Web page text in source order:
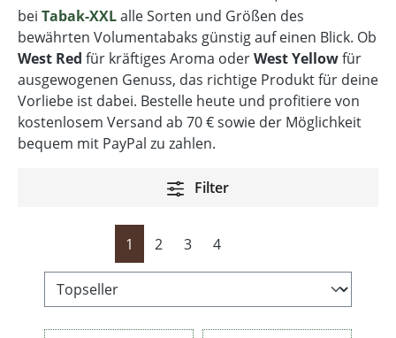
bei Tabak-XXLalle Sorten und Größen des
bewährten Volumentabaks günstig auf einen Blick. Ob
West Red für kräftiges Aroma oderWest Yellowfür
ausgewogenen Genuss, das richtige Produkt für deine
Vorliebe ist dabei. Bestelle heute und profitiere von
kostenlosem Versand ab 70 € sowie der Möglichkeit
bequem mit PayPal zu zahlen.
Filter
Seite
1 Seite
2 Seite
3 Seite
4